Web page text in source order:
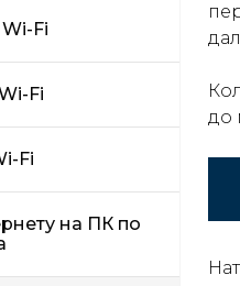
Fi
Fi
Fi
на ПК по
до